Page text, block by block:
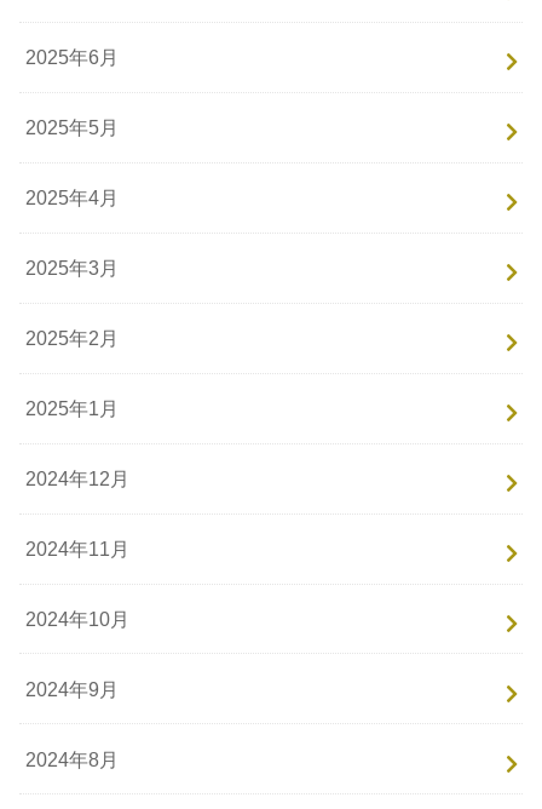
2025年6月
2025年5月
2025年4月
2025年3月
2025年2月
2025年1月
2024年12月
2024年11月
2024年10月
2024年9月
2024年8月